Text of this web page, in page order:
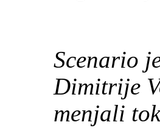
Scenario
Dimitrije
menjali